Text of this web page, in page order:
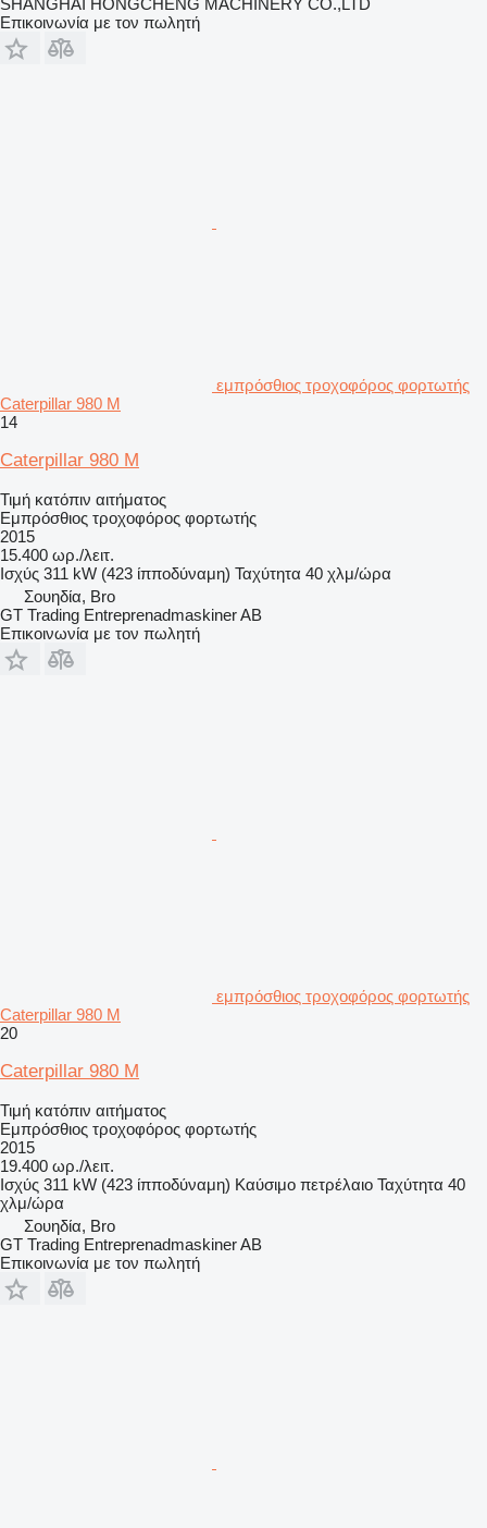
SHANGHAI HONGCHENG MACHINERY CO.,LTD
Επικοινωνία με τον πωλητή
εμπρόσθιος τροχοφόρος φορτωτής
Caterpillar 980 M
14
Caterpillar 980 M
Τιμή κατόπιν αιτήματος
Εμπρόσθιος τροχοφόρος φορτωτής
2015
15.400 ωρ./λειτ.
Ισχύς 311 kW (423 ίπποδύναμη) Ταχύτητα 40 χλμ/ώρα
Σουηδία, Bro
GT Trading Entreprenadmaskiner AB
Επικοινωνία με τον πωλητή
εμπρόσθιος τροχοφόρος φορτωτής
Caterpillar 980 M
20
Caterpillar 980 M
Τιμή κατόπιν αιτήματος
Εμπρόσθιος τροχοφόρος φορτωτής
2015
19.400 ωρ./λειτ.
Ισχύς 311 kW (423 ίπποδύναμη) Καύσιμο πετρέλαιο Ταχύτητα 40
χλμ/ώρα
Σουηδία, Bro
GT Trading Entreprenadmaskiner AB
Επικοινωνία με τον πωλητή